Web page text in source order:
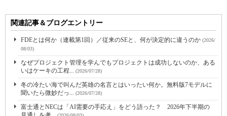
関連記事＆ブログエントリー
FDEとは何か（連載第1回）／従来のSEと、何が決定的に違うのか (2026/
08/03)
なぜプロジェクト管理を学んでもプロジェクトは成功しないのか、ある
いはケーキの工程... (2026/07/28)
冬の冷たい海で叫んだ英雄の名言とはいったい何か。無料版7モデルに
聞いたら微妙だっ... (2026/07/28)
富士通とNECは「AI需要の手応え」をどう語った？ 2026年下半期の